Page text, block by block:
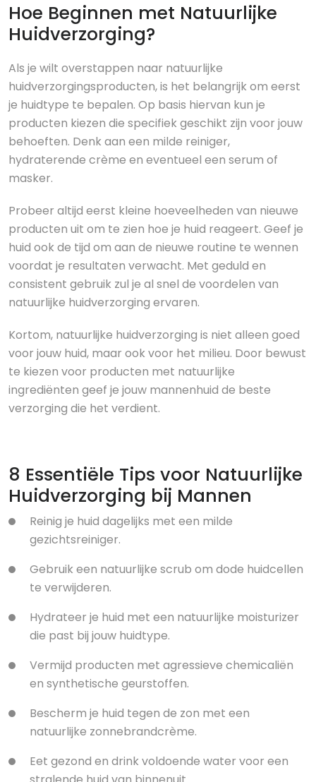
Hoe Beginnen met Natuurlijke
Huidverzorging?
Als je wilt overstappen naar natuurlijke
huidverzorgingsproducten, is het belangrijk om eerst
je huidtype te bepalen. Op basis hiervan kun je
producten kiezen die specifiek geschikt zijn voor jouw
behoeften. Denk aan een milde reiniger,
hydraterende crème en eventueel een serum of
masker.
Probeer altijd eerst kleine hoeveelheden van nieuwe
producten uit om te zien hoe je huid reageert. Geef je
huid ook de tijd om aan de nieuwe routine te wennen
voordat je resultaten verwacht. Met geduld en
consistent gebruik zul je al snel de voordelen van
natuurlijke huidverzorging ervaren.
Kortom, natuurlijke huidverzorging is niet alleen goed
voor jouw huid, maar ook voor het milieu. Door bewust
te kiezen voor producten met natuurlijke
ingrediënten geef je jouw mannenhuid de beste
verzorging die het verdient.
8 Essentiële Tips voor Natuurlijke
Huidverzorging bij Mannen
Reinig je huid dagelijks met een milde
gezichtsreiniger.
Gebruik een natuurlijke scrub om dode huidcellen
te verwijderen.
Hydrateer je huid met een natuurlijke moisturizer
die past bij jouw huidtype.
Vermijd producten met agressieve chemicaliën
en synthetische geurstoffen.
Bescherm je huid tegen de zon met een
natuurlijke zonnebrandcrème.
Eet gezond en drink voldoende water voor een